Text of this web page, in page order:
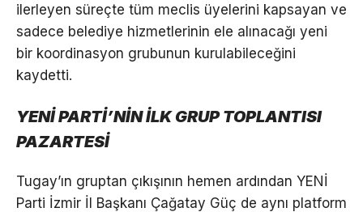
ilerleyen süreçte tüm meclis üyelerini kapsayan ve
sadece belediye hizmetlerinin ele alınacağı yeni
bir koordinasyon grubunun kurulabileceğini
kaydetti.
YENİ PARTİ’NİN İLK GRUP TOPLANTISI
PAZARTESİ
Tugay’ın gruptan çıkışının hemen ardından YENİ
Parti İzmir İl Başkanı Çağatay Güç de aynı platform